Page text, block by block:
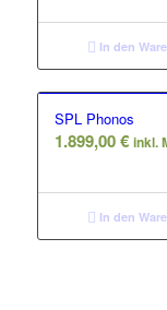
In den
SPL Phonos
1.899,00€ inkl.
In den